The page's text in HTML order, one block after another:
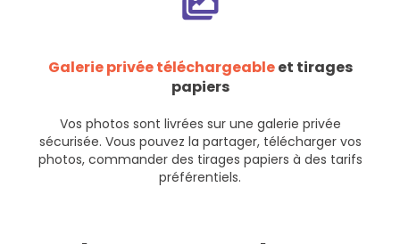
Galerie privée téléchargeableet tirages
papiers
Vos photos sont livrées sur une galerie privée
sécurisée. Vous pouvez la partager, télécharger vos
photos, commander des tirages papiers à des tarifs
préférentiels.